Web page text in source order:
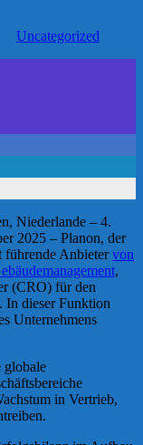
Uncategorized
Niederlande – 4.
2025 – Planon, der
führende Anbietervon
,
(CRO) für den
In dieser Funktion
Unternehmens
globale
in Vertrieb,